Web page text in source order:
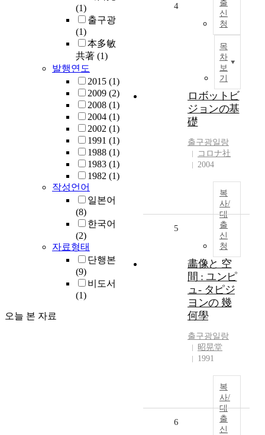
(1)
출구광
(1)
本多敏
共著 (1)
발행연도
2015 (1)
2009 (2)
2008 (1)
2004 (1)
2002 (1)
1991 (1)
1988 (1)
1983 (1)
1982 (1)
작성언어
일본어
(8)
한국어
(2)
자료형태
단행본
(9)
비도서
(1)
오늘 본 자료
출
신
청
목
차
보
기
4
ロボットビ
ジョンの基
礎
출구광일랑
コロナ社
2004
복
사/
대
출
신
청
5
畵像と 空
間 : ユンピ
ュ- タピジ
ヨンの 幾
何學
출구광일랑
昭晃堂
1991
복
사/
대
출
신
6